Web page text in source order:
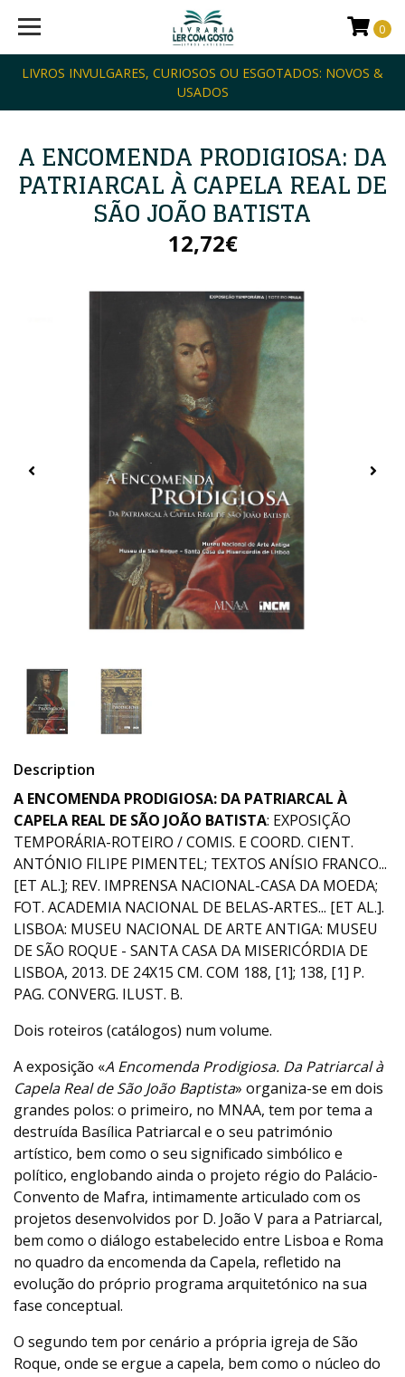
LIVROS INVULGARES, CURIOSOS OU ESGOTADOS: NOVOS &
USADOS
0
A ENCOMENDA PRODIGIOSA: DA
PATRIARCAL À CAPELA REAL DE
SÃO JOÃO BATISTA
12,72€
Description
A ENCOMENDA PRODIGIOSA: DA PATRIARCAL À
CAPELA REAL DE SÃO JOÃO BATISTA: EXPOSIÇÃO
TEMPORÁRIA-ROTEIRO / COMIS. E COORD. CIENT.
ANTÓNIO FILIPE PIMENTEL; TEXTOS ANÍSIO FRANCO...
[ET AL.]; REV. IMPRENSA NACIONAL-CASA DA MOEDA;
FOT. ACADEMIA NACIONAL DE BELAS-ARTES... [ET AL.].
LISBOA: MUSEU NACIONAL DE ARTE ANTIGA: MUSEU
DE SÃO ROQUE - SANTA CASA DA MISERICÓRDIA DE
LISBOA, 2013. DE 24X15 CM. COM 188, [1]; 138, [1] P.
PAG. CONVERG. ILUST. B.
Dois roteiros (catálogos) num volume.
A exposição «A Encomenda Prodigiosa. Da Patriarcal à
Capela Real de São João Baptista» organiza-se em dois
grandes polos: o primeiro, no MNAA, tem por tema a
destruída Basílica Patriarcal e o seu património
artístico, bem como o seu significado simbólico e
político, englobando ainda o projeto régio do Palácio-
Convento de Mafra, intimamente articulado com os
projetos desenvolvidos por D. João V para a Patriarcal,
bem como o diálogo estabelecido entre Lisboa e Roma
no quadro da encomenda da Capela, refletido na
evolução do próprio programa arquitetónico na sua
fase conceptual.
O segundo tem por cenário a própria igreja de São
Roque, onde se ergue a capela, bem como o núcleo do